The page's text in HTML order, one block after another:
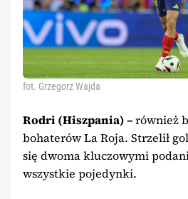
fot. Grzegorz Wajda
Rodri (Hiszpania) –również
bohaterów La Roja. Strzelił
się dwoma kluczowymi
wszystkie pojedynki.